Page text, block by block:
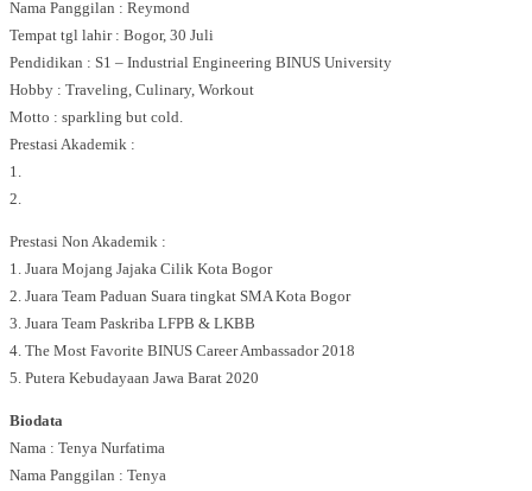
Nama Panggilan : Reymond
Tempat tgl lahir : Bogor, 30 Juli
Pendidikan : S1 – Industrial Engineering BINUS University
Hobby : Traveling, Culinary, Workout
Motto : sparkling but cold.
Prestasi Akademik :
1.
2.
Prestasi Non Akademik :
1. Juara Mojang Jajaka Cilik Kota Bogor
2. Juara Team Paduan Suara tingkat SMA Kota Bogor
3. Juara Team Paskriba LFPB & LKBB
4. The Most Favorite BINUS Career Ambassador 2018
5. Putera Kebudayaan Jawa Barat 2020
Biodata
Nama : Tenya Nurfatima
Nama Panggilan : Tenya